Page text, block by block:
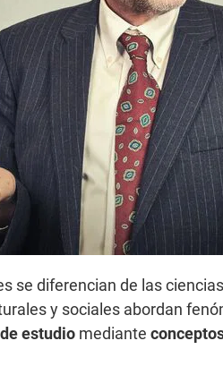
se diferencian de las
y sociales abordan
estudio mediante